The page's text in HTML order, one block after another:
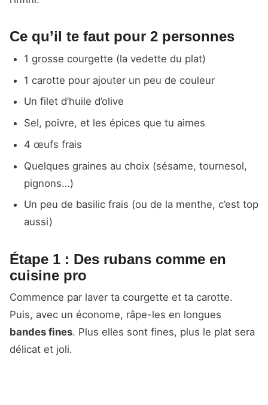
Ce qu’il te faut pour 2 personnes
1 grosse courgette (la vedette du plat)
1 carotte pour ajouter un peu de couleur
Un filet d’huile d’olive
Sel, poivre, et les épices que tu aimes
4 œufs frais
Quelques graines au choix (sésame, tournesol,
pignons…)
Un peu de basilic frais (ou de la menthe, c’est top
aussi)
Étape 1 : Des rubans comme en
cuisine pro
Commence par laver ta courgette et ta carotte.
Puis, avec un économe, râpe-les en longues
bandes fines. Plus elles sont fines, plus le plat sera
délicat et joli.